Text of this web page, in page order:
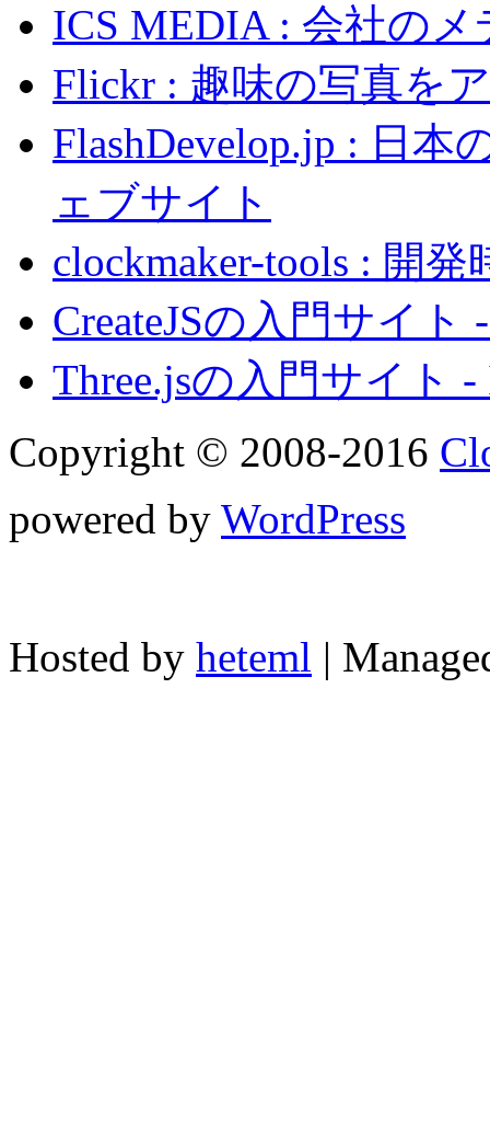
ICS MEDIA : 会社の
Flickr : 趣味の写真を
FlashDevelop.jp : 日本
ェブサイト
clockmaker-tools : 開
CreateJSの入門サイト
Three.jsの入門サイト
Copyright © 2008-2016
powered by WordPress
Hosted by heteml |